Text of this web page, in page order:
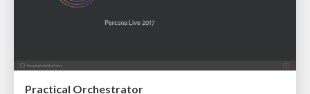
Practical Orchestrator